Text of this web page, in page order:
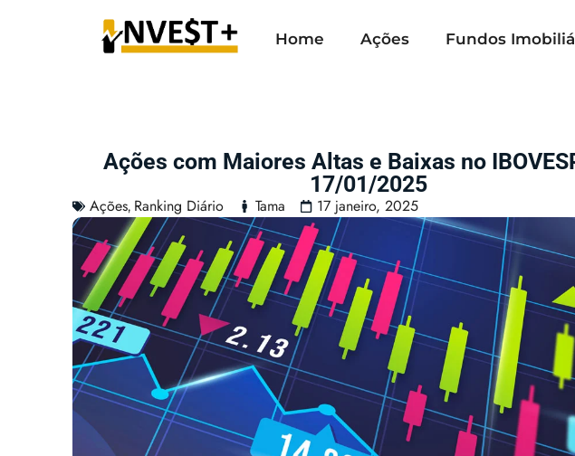
Home Ações Fundos
Ações com Maiores Altas e Baixas no
17/01/2025
Ações, Ranking Diário Tama 17 janeiro, 2025